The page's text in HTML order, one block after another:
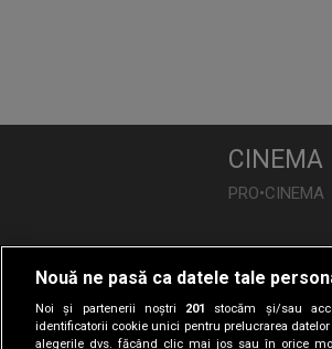
CINEMA
PRO•CINEMA
PRO•TV
Românii au
Nouă ne pasă ca datele tale
Noi și partenerii noștri 201
stocăm și/sau
identificatorii cookie unici pentru prelucrarea
alegerile dvs. făcând clic mai jos sau în orice